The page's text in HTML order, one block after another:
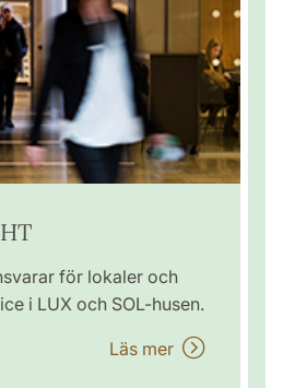
för lokaler och
i LUX och SOL-husen.
Läs mer